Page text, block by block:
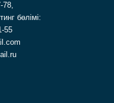
78,
бөлімі:
55